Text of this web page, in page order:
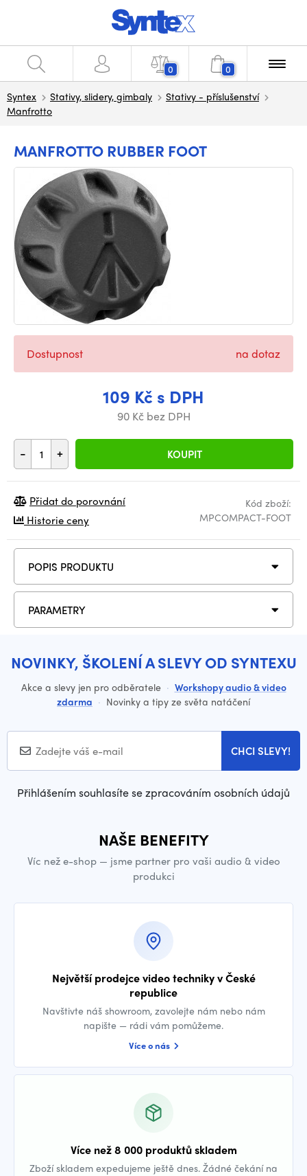
0 0
Syntex Stativy, slidery, gimbaly
Stativy - příslušenství
Manfrotto
MANFROTTO RUBBER FOOT
109 Kč s DPH
90 Kč bez DPH
- + KOUPIT
Dostupnost na dotaz
Kód zboží:
MPCOMPACT-FOOT
Přidat do porovnání
Historie ceny
POPIS PRODUKTU
PARAMETRY
NOVINKY, ŠKOLENÍ A SLEVY OD SYNTEXU
Akce a slevy jen pro odběratele · Workshopy audio & video
zdarma · Novinky a tipy ze světa natáčení
CHCI SLEVY!
Přihlášením souhlasíte se zpracováním osobních údajů
NAŠE BENEFITY
Víc než e-shop — jsme partner pro vaši audio & video
produkci
Největší prodejce video techniky v České
republice
Navštivte náš showroom, zavolejte nám nebo nám
napište — rádi vám pomůžeme.
Více o nás
Více než 8 000 produktů skladem
Zboží skladem expedujeme ještě dnes. Žádné čekání na